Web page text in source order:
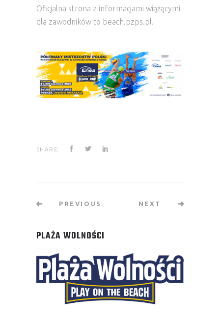
Oficjalna strona z informacjami wiążącymi
dla zawodników to beach.pzps.pl.
SHARE:
PREVIOUS NEXT
PLAŻA WOLNOŚCI